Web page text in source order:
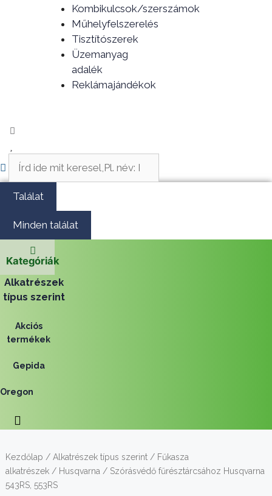
Kombikulcsok/szerszámok
Műhelyfelszerelés
Tisztítószerek
Üzemanyag
adalék
Reklámajándékok
Search
Találat
Minden találat
Kategóriák
Alkatrészek
típus szerint
Akciós
termékek
Gepida
Oregon
Kezdőlap / Alkatrészek típus szerint/ Fűkasza
alkatrészek/ Husqvarna / Szórásvédő fűrésztárcsához Husqvarna
543RS, 553RS